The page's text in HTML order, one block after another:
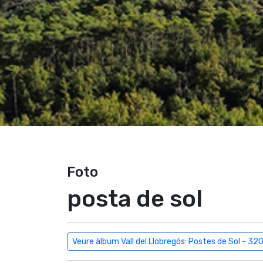
Foto
posta de sol
Veure àlbum Vall del Llobregós: Postes de Sol - 320